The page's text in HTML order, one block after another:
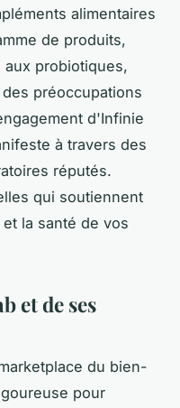
alimentaires
de produits,
probiotiques,
préoccupations
d'Infinie
à travers des
réputés.
qui soutiennent
la santé de vos
et de ses
du bien-
pour